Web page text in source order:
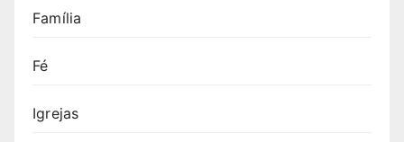
Família
Fé
Igrejas